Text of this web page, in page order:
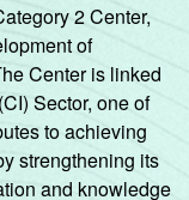
2 Center,
of
Center is linked
Sector, one of
to achieving
strengthening its
and knowledge